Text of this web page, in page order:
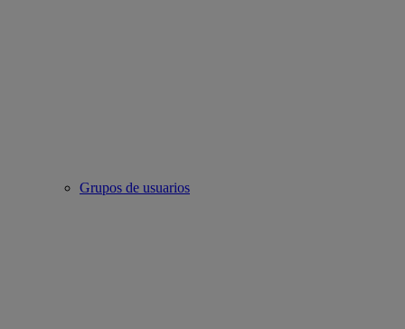
Grupos de usuarios